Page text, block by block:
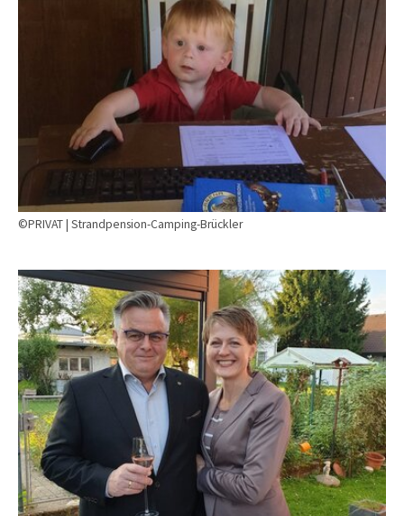
©PRIVAT | Strandpension-Camping-Brückler
Show larger version